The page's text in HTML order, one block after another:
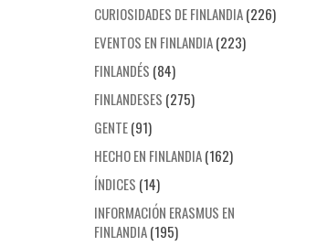
CURIOSIDADES DE FINLANDIA(226)
EVENTOS EN FINLANDIA(223)
FINLANDÉS (84)
FINLANDESES (275)
GENTE(91)
HECHO EN FINLANDIA(162)
ÍNDICES (14)
INFORMACIÓN ERASMUS EN
FINLANDIA(195)